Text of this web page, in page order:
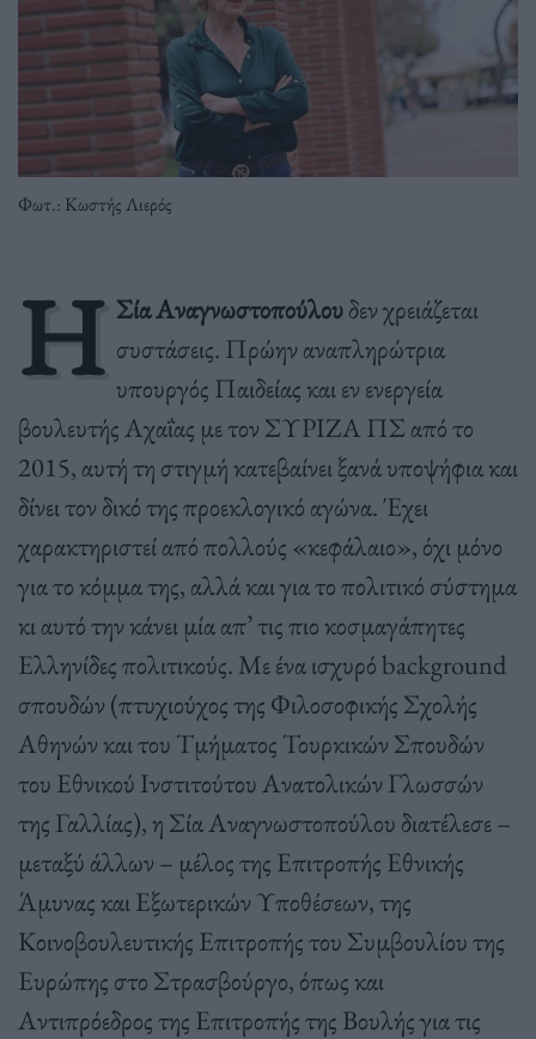
Φωτ.: Κωστής Λιερός
Η Σία Αναγνωστοπούλουδεν χρειάζεται
συστάσεις. Πρώην αναπληρώτρια
υπουργός Παιδείας και εν ενεργεία
βουλευτής Αχαΐας με τον ΣΥΡΙΖΑ ΠΣ από το
2015, αυτή τη στιγμή κατεβαίνει ξανά υποψήφια και
δίνει τον δικό της προεκλογικό αγώνα. Έχει
χαρακτηριστεί από πολλούς «κεφάλαιο», όχι μόνο
για το κόμμα της, αλλά και για το πολιτικό σύστημα
κι αυτό την κάνει μία απ’ τις πιο κοσμαγάπητες
Ελληνίδες πολιτικούς. Με ένα ισχυρό background
σπουδών (πτυχιούχος της Φιλοσοφικής Σχολής
Αθηνών και του Τμήματος Τουρκικών Σπουδών
του Εθνικού Ινστιτούτου Ανατολικών Γλωσσών
της Γαλλίας), η Σία Αναγνωστοπούλου διατέλεσε –
μεταξύ άλλων – μέλος της Επιτροπής Εθνικής
Άμυνας και Εξωτερικών Υποθέσεων, της
Κοινοβουλευτικής Επιτροπής του Συμβουλίου της
Ευρώπης στο Στρασβούργο, όπως και
Αντιπρόεδρος της Επιτροπής της Βουλής για τις